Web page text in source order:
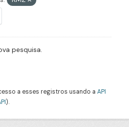
pesquisa.
a esses registros usando a API
).